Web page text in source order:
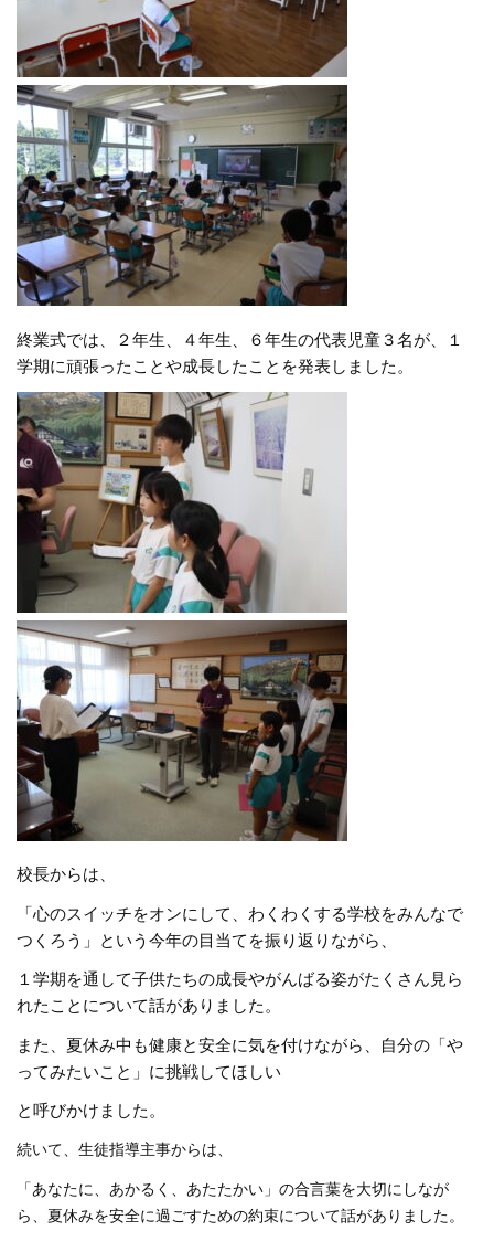
終業式では、２年生、４年生、６年生の代表児童３名が、１
学期に頑張ったことや成長したことを発表しました。
校長からは、
「心のスイッチをオンにして、わくわくする学校をみんなで
つくろう」という今年の目当てを振り返りながら、
１学期を通して子供たちの成長やがんばる姿がたくさん見ら
れたことについて話がありました。
また、夏休み中も健康と安全に気を付けながら、自分の「や
ってみたいこと」に挑戦してほしい
と呼びかけました。
続いて、生徒指導主事からは、
「あなたに、あかるく、あたたかい」の合言葉を大切にしなが
ら、夏休みを安全に過ごすための約束について話がありました。